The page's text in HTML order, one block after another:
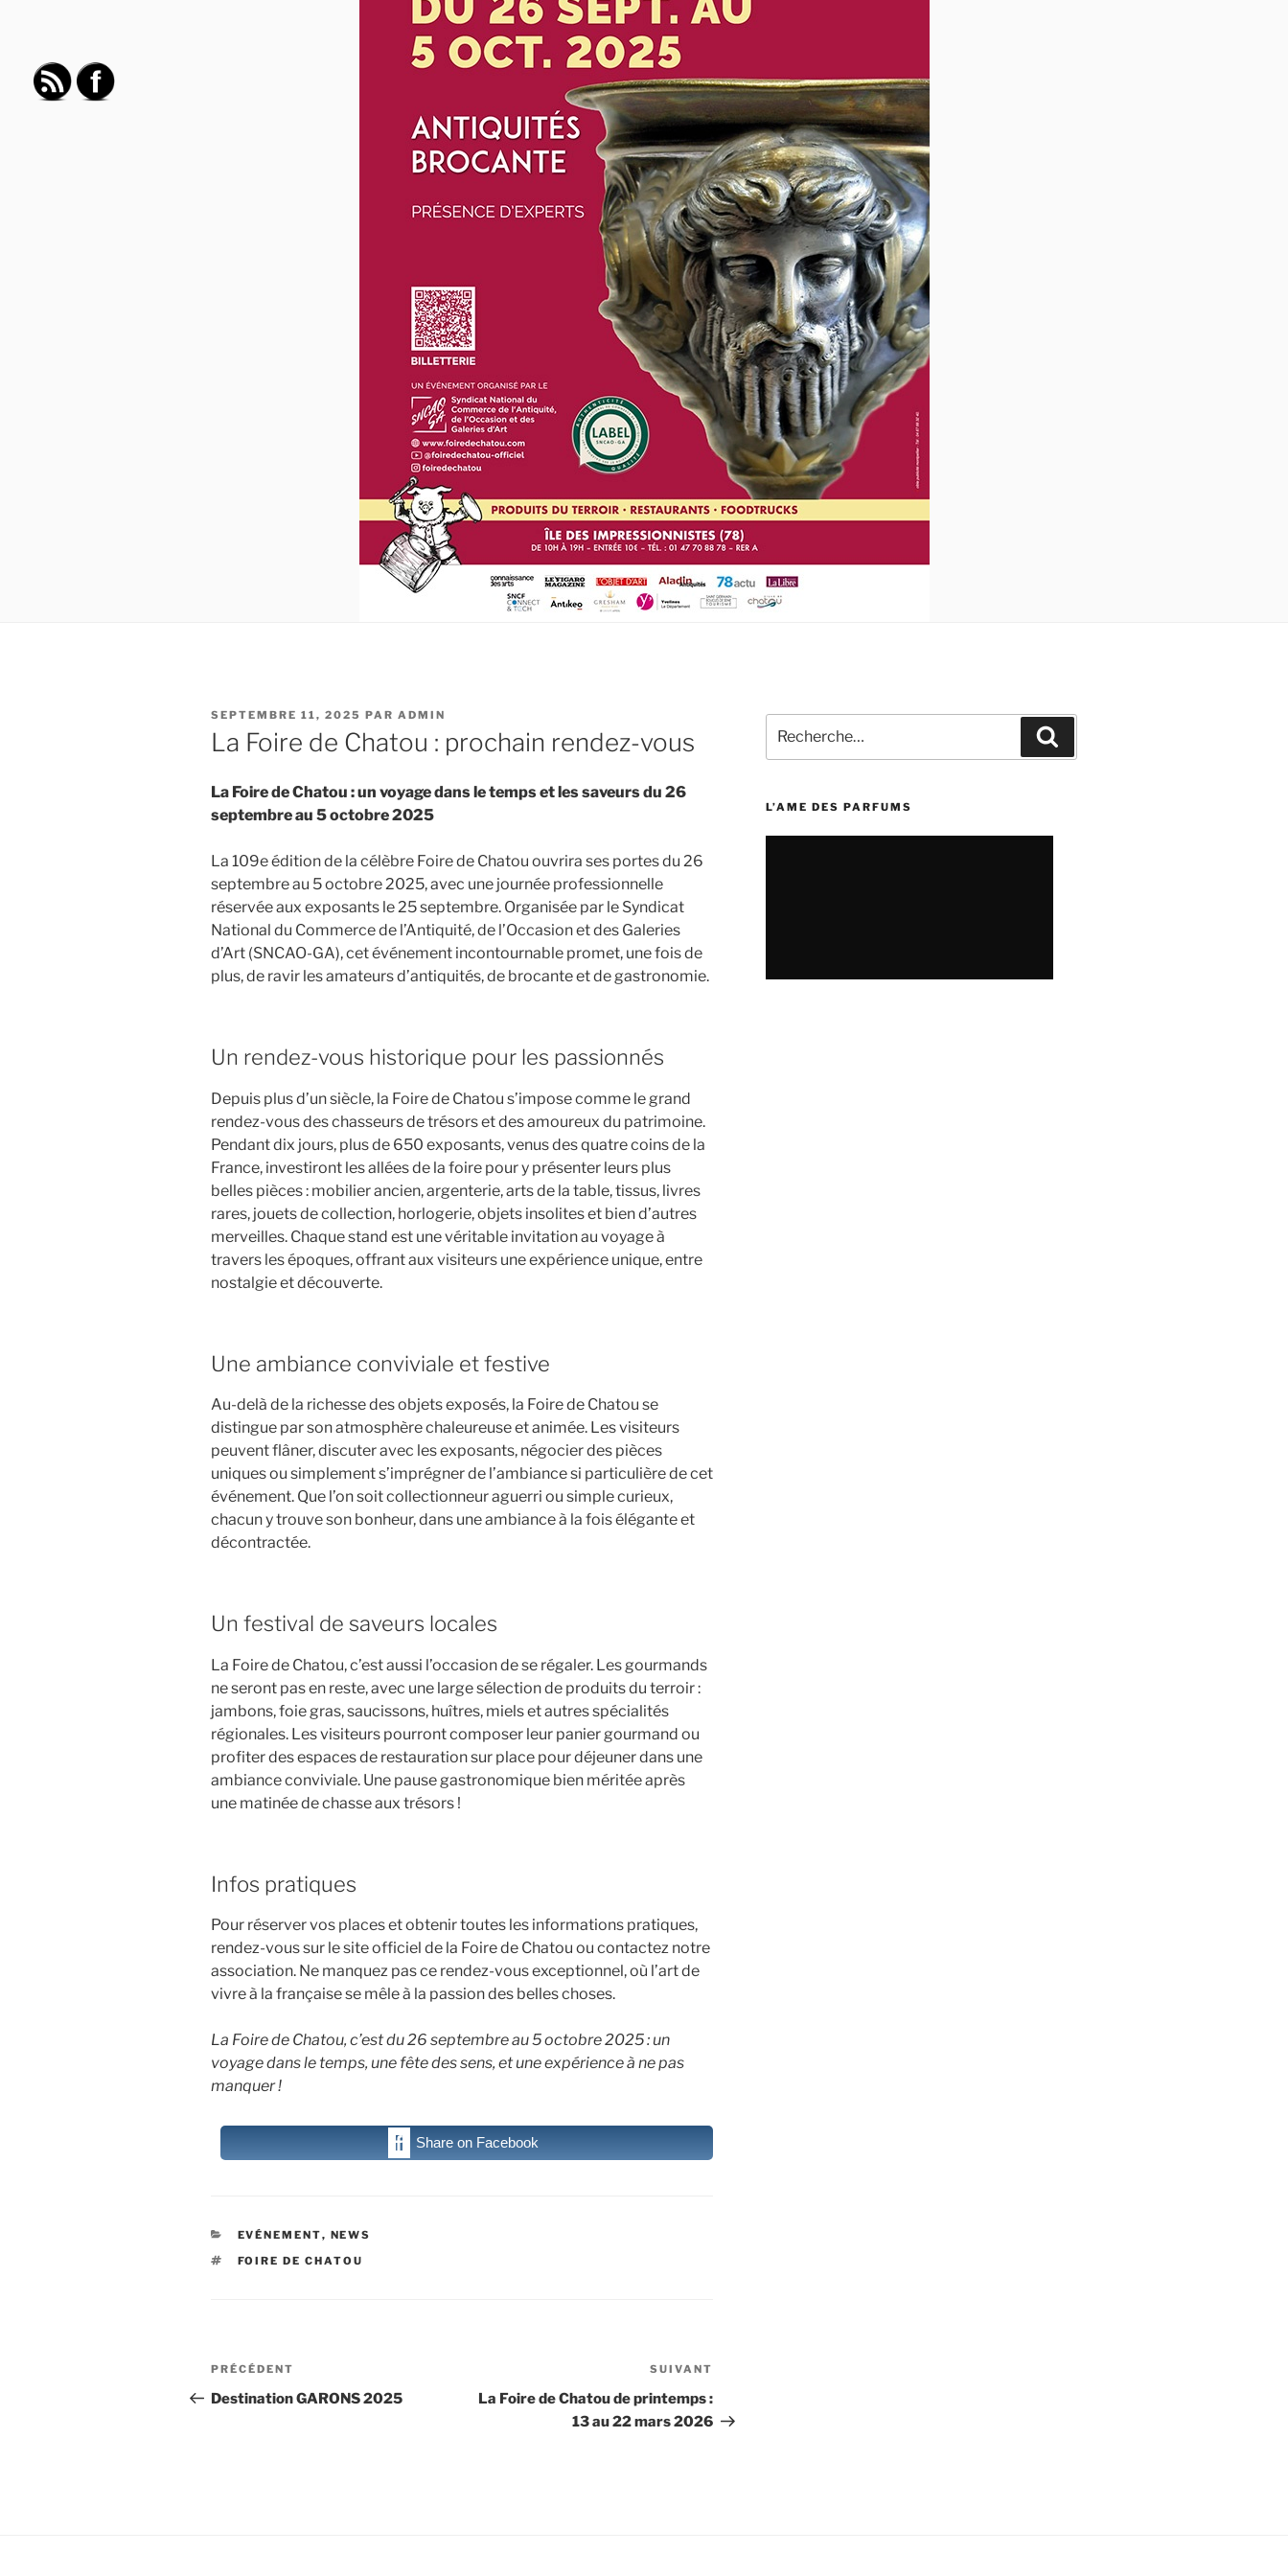
PUBLIÉ
LE
SEPTEMBRE 11, 2025 PAR ADMIN
La Foire de Chatou : prochain rendez-vous
La Foire de Chatou : un voyage dans le temps et les saveurs du 26
septembre au 5 octobre 2025
La 109e édition de la célèbre Foire de Chatou ouvrira ses portes du 26
septembre au 5 octobre 2025, avec une journée professionnelle
réservée aux exposants le 25 septembre. Organisée par le Syndicat
National du Commerce de l’Antiquité, de l’Occasion et des Galeries
d’Art (SNCAO-GA), cet événement incontournable promet, une fois de
plus, de ravir les amateurs d’antiquités, de brocante et de gastronomie.
Un rendez-vous historique pour les passionnés
Depuis plus d’un siècle, la Foire de Chatou s’impose comme le grand
rendez-vous des chasseurs de trésors et des amoureux du patrimoine.
Pendant dix jours, plus de 650 exposants, venus des quatre coins de la
France, investiront les allées de la foire pour y présenter leurs plus
belles pièces : mobilier ancien, argenterie, arts de la table, tissus, livres
rares, jouets de collection, horlogerie, objets insolites et bien d’autres
merveilles. Chaque stand est une véritable invitation au voyage à
travers les époques, offrant aux visiteurs une expérience unique, entre
nostalgie et découverte.
Une ambiance conviviale et festive
Au-delà de la richesse des objets exposés, la Foire de Chatou se
distingue par son atmosphère chaleureuse et animée. Les visiteurs
peuvent flâner, discuter avec les exposants, négocier des pièces
uniques ou simplement s’imprégner de l’ambiance si particulière de cet
événement. Que l’on soit collectionneur aguerri ou simple curieux,
chacun y trouve son bonheur, dans une ambiance à la fois élégante et
décontractée.
Un festival de saveurs locales
La Foire de Chatou, c’est aussi l’occasion de se régaler. Les gourmands
ne seront pas en reste, avec une large sélection de produits du terroir :
jambons, foie gras, saucissons, huîtres, miels et autres spécialités
régionales. Les visiteurs pourront composer leur panier gourmand ou
profiter des espaces de restauration sur place pour déjeuner dans une
ambiance conviviale. Une pause gastronomique bien méritée après
une matinée de chasse aux trésors !
Infos pratiques
Pour réserver vos places et obtenir toutes les informations pratiques,
rendez-vous sur le site officiel de la Foire de Chatou ou contactez notre
association. Ne manquez pas ce rendez-vous exceptionnel, où l’art de
vivre à la française se mêle à la passion des belles choses.
La Foire de Chatou, c’est du 26 septembre au 5 octobre 2025 : un
voyage dans le temps, une fête des sens, et une expérience à ne pas
manquer !
Share on Facebook
CATÉGORIES
EVÉNEMENT, NEWS
ÉTIQUETTES
FOIRE DE CHATOU
Navigation
de
Article
précédent
PRÉCÉDENT
Destination GARONS 2025
suivant
SUIVANT
La Foire de Chatou de printemps :
13 au 22 mars 2026
pour
:
L’AME DES PARFUMS